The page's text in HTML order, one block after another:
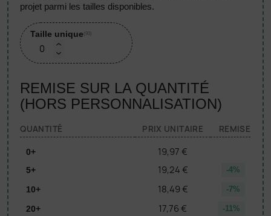
projet parmi les tailles disponibles.
Taille unique (93)
REMISE SUR LA QUANTITÉ
(HORS PERSONNALISATION)
QUANTITÉ PRIX UNITAIRE REMISE
0+ 19,97 €
5+ 19,24 € -4%
10+ 18,49 € -7%
20+ 17,76 € -11%